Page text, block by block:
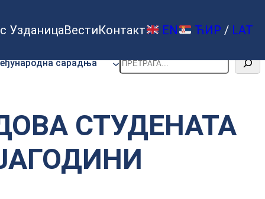
УзданицаВестиКонтакт EN ЋИР / LAT
сарадња Претрага
СТУДЕНАТА